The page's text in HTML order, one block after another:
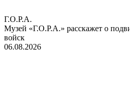
Г.О.Р.А.
Музей «Г.О.Р.А.» расскажет о
войск
06.08.2026